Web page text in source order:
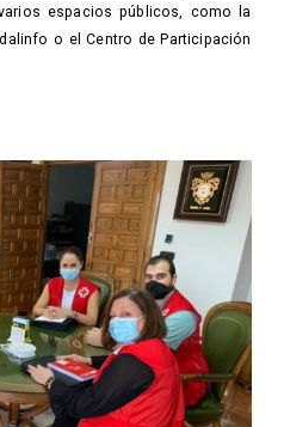
espacios públicos, como la
o el Centro de Participación